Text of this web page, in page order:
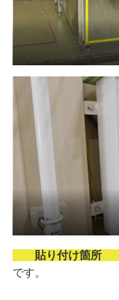
貼り付け箇所
です。